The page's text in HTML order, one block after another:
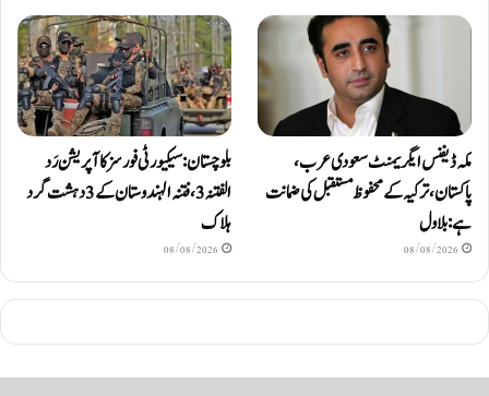
مکہ ڈیفنس ایگریمنٹ سعودی عرب،
پاکستان، ترکیہ کے محفوظ مستقبل کی ضمانت
ہے: بلاول
08/08/2026
بلوچستان: سیکیورٹی فورسز کا آپریشن رَد
الفتنہ 3، فتنہ الہندوستان کے 3 دہشت گرد
ہلاک
08/08/2026